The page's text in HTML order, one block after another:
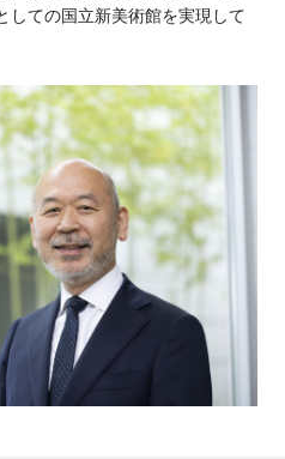
しての国立新美術館を実現して